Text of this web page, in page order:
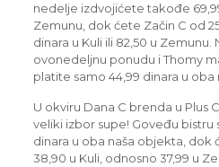
nedelje izdvojićete takođe
Zemunu, dok ćete Začin C od
dinara u Kuli ili 82,50 u
ovonedeljnu ponudu i Thomy
platite samo 44,99 dinara u oba
U okviru Dana C brenda u Plus
veliki izbor supe! Goveđu bistru
dinara u oba naša objekta, dok
38,90 u Kuli, odnosno 37,99 u